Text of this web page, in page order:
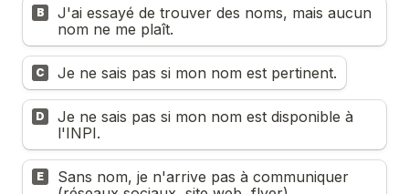
B
J'ai essayé de trouver des noms, mais aucun
nom ne me plaît.
C Je ne sais pas si mon nom est pertinent.
D
Je ne sais pas si mon nom est disponible à
l'INPI.
E
Sans nom, je n'arrive pas à communiquer